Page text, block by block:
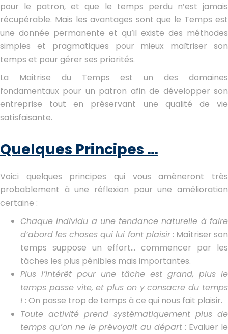
pour le patron, et que le temps perdu n’est jamais
récupérable. Mais les avantages sont que le Temps est
une donnée permanente et qu’il existe des méthodes
simples et pragmatiques pour mieux maîtriser son
temps et pour gérer ses priorités.
La Maitrise du Temps est un des domaines
fondamentaux pour un patron afin de développer son
entreprise tout en préservant une qualité de vie
satisfaisante.
Quelques Principes …
Voici quelques principes qui vous amèneront très
probablement à une réflexion pour une amélioration
certaine :
Chaque individu a une tendance naturelle à faire
d’abord les choses qui lui font plaisir: Maîtriser son
temps suppose un effort… commencer par les
tâches les plus pénibles mais importantes.
Plus l’intérêt pour une tâche est grand, plus le
temps passe vite, et plus on y consacre du temps
! : On passe trop de temps à ce qui nous fait plaisir.
Toute activité prend systématiquement plus de
temps qu’on ne le prévoyait au départ : Evaluer le